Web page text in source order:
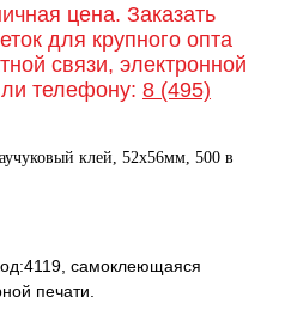
цена. Заказать
для крупного опта
связи, электронной
телефону: 8 (495)
клей, 52х56мм, 500 в
самоклеющаяся
печати.